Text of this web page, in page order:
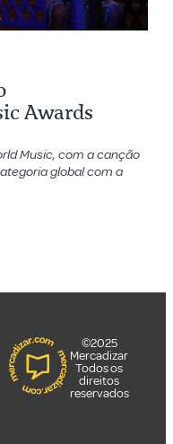
Awards
Music, com a canção
global com a
©2025
Mercadizar
Todos os
direitos
reservados